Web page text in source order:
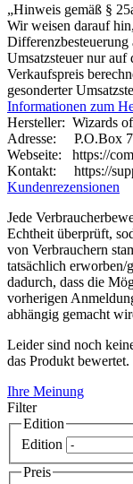
„Hinweis gemäß §
Wir weisen darauf
Differenzbesteuerung
Umsatzsteuer nur
Verkaufspreis
gesonderter
Informationen zum
Hersteller: Wizards
Adresse: P.O.Box
Webseite:
https://
Kontakt: https://
Kundenrezensionen
Jede
Echtheit überprüft,
von Verbrauchern
tatsächlich erworben/
dadurch, dass die
vorherigen
abhängig gemacht
Leider sind noch
das Produkt bewertet.
Ihre Meinung
Filter
Edition
Edition
Preis